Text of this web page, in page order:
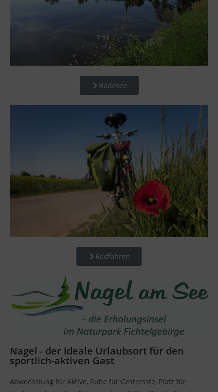
Badesee
Radfahren
Nagel - der ideale Urlaubsort für den
sportlich-aktiven Gast
Abwechslung für Aktive, Ruhe für Gestresste, Platz für